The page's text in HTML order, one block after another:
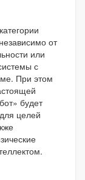
от
или
с
При этом
будет
целей